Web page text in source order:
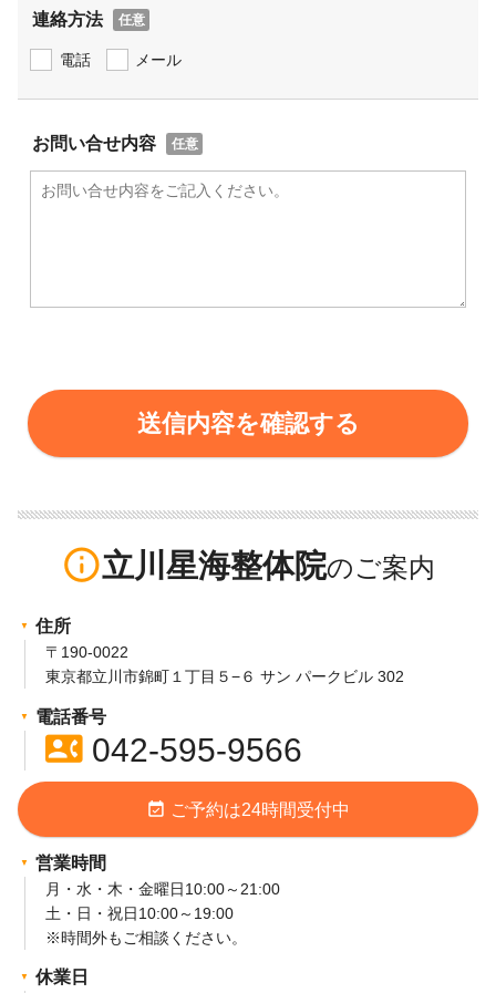
連絡方法
電話 メール
お問い合せ内容
info_outline立川星海整体院
住所
〒190-0022
東京都立川市錦町１丁目５−６ サン パークビル 302
電話番号
contact_phone042-595-9566
event_available ご予約は24時間受付中
営業時間
月・水・木・金曜日10:00～21:00
土・日・祝日10:00～19:00
※時間外もご相談ください。
休業日